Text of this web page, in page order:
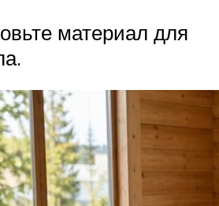
материал для